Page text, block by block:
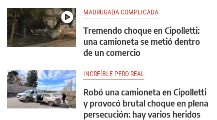
MADRUGADA COMPLICADA
Tremendo choque en Cipolletti:
una camioneta se metió dentro
de un comercio
INCREÍBLE PERO REAL
Robó una camioneta en Cipolletti
y provocó brutal choque en plena
persecución: hay varios heridos